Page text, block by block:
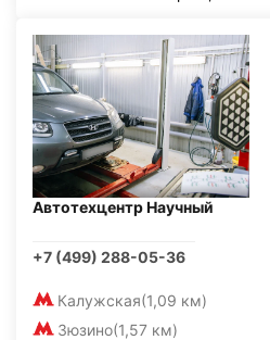
Автотехцентр Научный
+7 (499) 288-05-36
Калужская(1,09 км)
Зюзино(1,57 км)